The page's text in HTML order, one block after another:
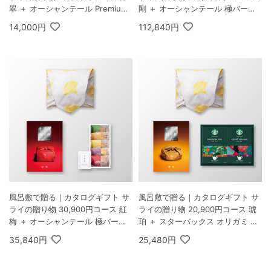
翠 ＋ オーシャンテール Premium
紀州南高梅 6粒 木箱入り
14,000円
剛 ＋ オーシャンテール 極バーム
112,840円
風呂敷で贈る｜カタログギフト サ
ライの贈り物 30,900円コース 紅
梅 ＋ オーシャンテール 極バーム
35,840円
風呂敷で贈る｜カタログギフト サ
ライの贈り物 20,900円コース 琥
珀 ＋ スターバックス オリガミ パ
ーソナルドリップ コーヒーギフト
B
25,480円